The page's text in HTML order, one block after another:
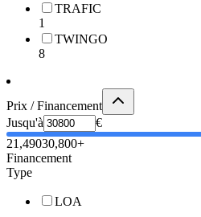
TRAFIC
1
TWINGO
8
Prix / Financement
Jusqu'à
€
21,49030,800+
Financement
Type
LOA